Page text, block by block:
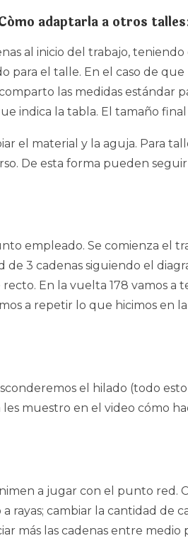
adaptarla a otros
al inicio del trabajo,
el talle. En el caso de
las medidas
indica la tabla. El tamaño
el material y la aguja. Para
De esta forma pueden
empleado. Se comienza el
3 cadenas siguiendo el
En la vuelta 178 vamos
a repetir lo que hicimos en
el hilado (todo
muestro en el video cómo
a jugar con el punto
cambiar la cantidad de
más las cadenas entre